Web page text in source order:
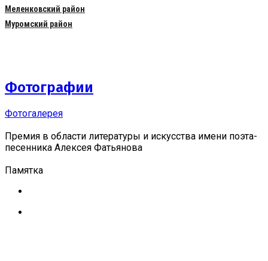
Меленковский район
Муромский район
Фотографии
Фотогалерея
Премия в области литературы и искусства имени поэта-
песенника Алексея Фатьянова
Памятка